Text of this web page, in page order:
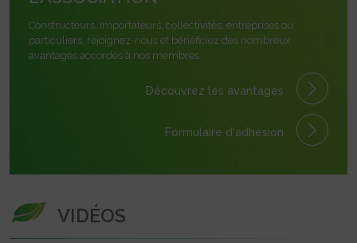
Constructeurs, importateurs, collectivités, entreprises ou
particuliers, rejoignez-nous et bénéficiez des nombreux
avantages accordés à nos membres.
Découvrez les avantages
Formulaire d'adhésion
VIDÉOS